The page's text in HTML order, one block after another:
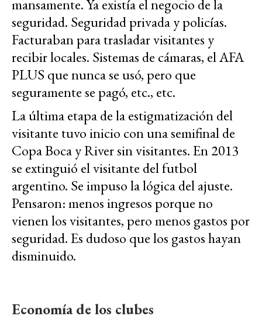
mansamente. Ya existía el negocio de la
seguridad. Seguridad privada y policías.
Facturaban para trasladar visitantes y
recibir locales. Sistemas de cámaras, el AFA
PLUS que nunca se usó, pero que
seguramente se pagó, etc., etc.
La última etapa de la estigmatización del
visitante tuvo inicio con una semifinal de
Copa Boca y River sin visitantes. En 2013
se extinguió el visitante del futbol
argentino. Se impuso la lógica del ajuste.
Pensaron: menos ingresos porque no
vienen los visitantes, pero menos gastos por
seguridad. Es dudoso que los gastos hayan
disminuido.
Economía de los clubes